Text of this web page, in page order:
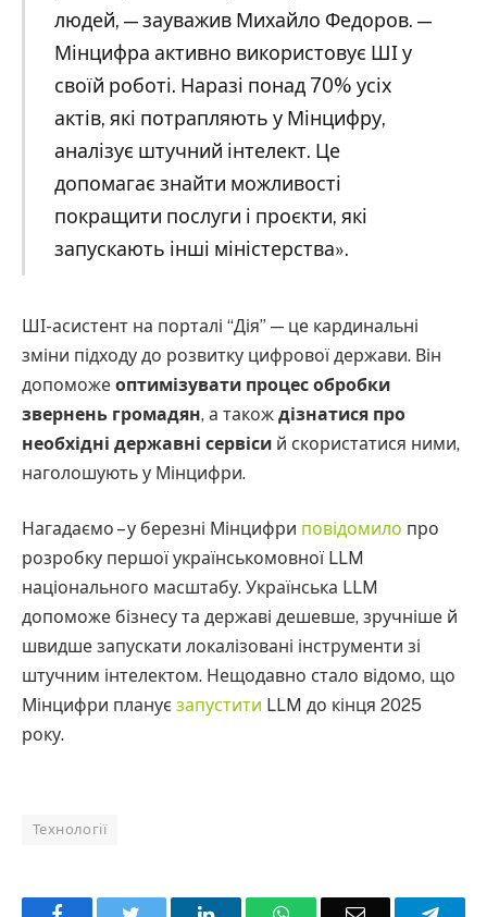
людей, — зауважив Михайло Федоров. —
Мінцифра активно використовує ШІ у
своїй роботі. Наразі понад 70% усіх
актів, які потрапляють у Мінцифру,
аналізує штучний інтелект. Це
допомагає знайти можливості
покращити послуги і проєкти, які
запускають інші міністерства».
ШІ-асистент на порталі “Дія” — це кардинальні
зміни підходу до розвитку цифрової держави. Він
допоможе оптимізувати процес обробки
звернень громадян, а також дізнатися про
необхідні державні сервіси й скористатися ними,
наголошують у Мінцифри.
Нагадаємо – у березні Мінцифри повідомило про
розробку першої українськомовної LLM
національного масштабу. Українська LLM
допоможе бізнесу та державі дешевше, зручніше й
швидше запускати локалізовані інструменти зі
штучним інтелектом. Нещодавно стало відомо, що
Мінцифри планує запустити LLM до кінця 2025
року.
Технології